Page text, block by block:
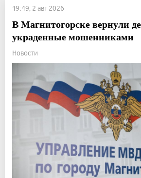
19:49, 2 авг 2026
В Магнитогорске вернули
украденные мошенниками
Новости